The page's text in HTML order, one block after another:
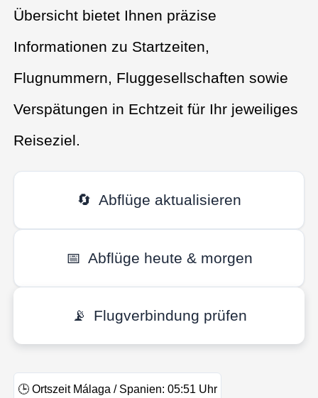
Übersicht bietet Ihnen präzise
Informationen zu Startzeiten,
Flugnummern, Fluggesellschaften sowie
Verspätungen in Echtzeit für Ihr jeweiliges
Reiseziel.
🔄 Abflüge aktualisieren
📅 Abflüge heute & morgen
📡 Flugverbindung prüfen
🕒 Ortszeit Málaga / Spanien: 05:51 Uhr